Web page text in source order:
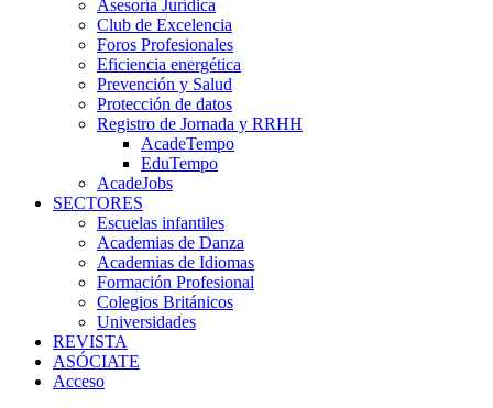
Asesoría Jurídica
Club de Excelencia
Foros Profesionales
Eficiencia energética
Prevención y Salud
Protección de datos
Registro de Jornada y RRHH
AcadeTempo
EduTempo
AcadeJobs
SECTORES
Escuelas infantiles
Academias de Danza
Academias de Idiomas
Formación Profesional
Colegios Británicos
Universidades
REVISTA
ASÓCIATE
Acceso